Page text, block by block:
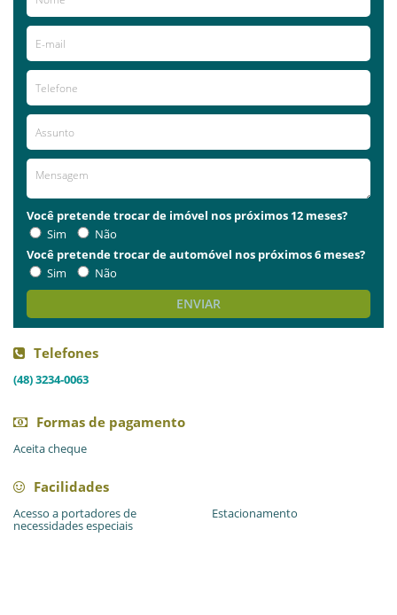
Você pretende trocar de imóvel nos próximos 12 meses?
Sim
Não
Você pretende trocar de automóvel nos próximos 6 meses?
Sim
Não
ENVIAR
Telefones
(48) 3234-0063
Formas de pagamento
Aceita cheque
Facilidades
Acesso a portadores de
necessidades especiais
Estacionamento